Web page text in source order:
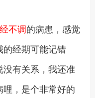
不调的病患，感觉
的经期可能记错
有关系，我还准
，是个非常好的